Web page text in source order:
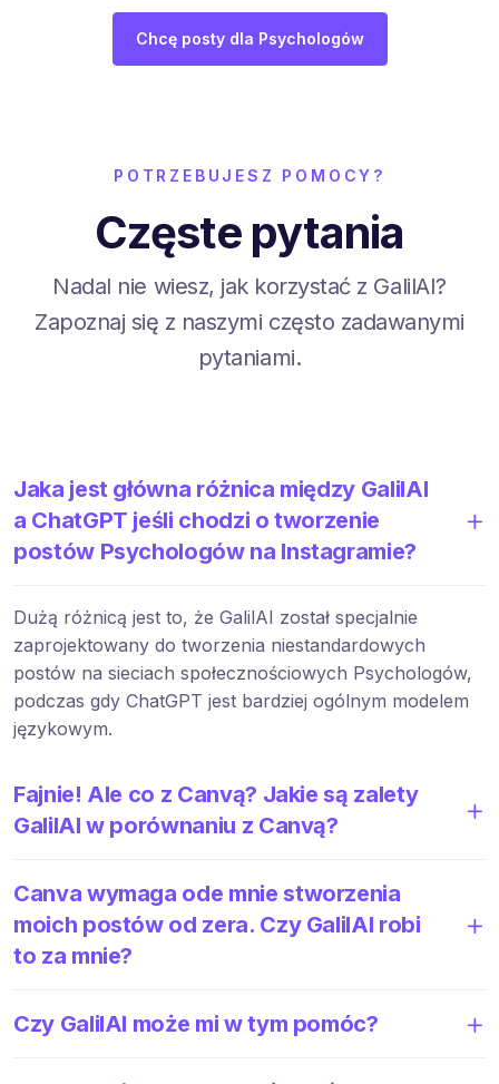
Chcę posty dla Psychologów
POTRZEBUJESZ POMOCY?
Częste pytania
Nadal nie wiesz, jak korzystać z GalilAI?
Zapoznaj się z naszymi często zadawanymi
pytaniami.
Jaka jest główna różnica między GalilAI
a ChatGPT jeśli chodzi o tworzenie
postów Psychologów na Instagramie?
Dużą różnicą jest to, że GalilAI został specjalnie
zaprojektowany do tworzenia niestandardowych
postów na sieciach społecznościowych Psychologów,
podczas gdy ChatGPT jest bardziej ogólnym modelem
językowym.
Fajnie! Ale co z Canvą? Jakie są zalety
GalilAI w porównaniu z Canvą?
Canva wymaga ode mnie stworzenia
moich postów od zera. Czy GalilAI robi
to za mnie?
Czy GalilAI może mi w tym pomóc?